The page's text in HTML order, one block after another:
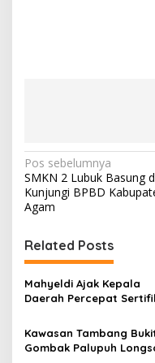
N
a
v
i
g
a
s
i
p
Pos sebelumnya
SMKN 2 Lubuk Basung
Kunjungi BPBD
Agam
Related Posts
Mahyeldi Ajak Kepala
Daerah Percepat
Pusat Ekosistem Halal
Nasional
Kawasan Tambang
Gombak Palupuh